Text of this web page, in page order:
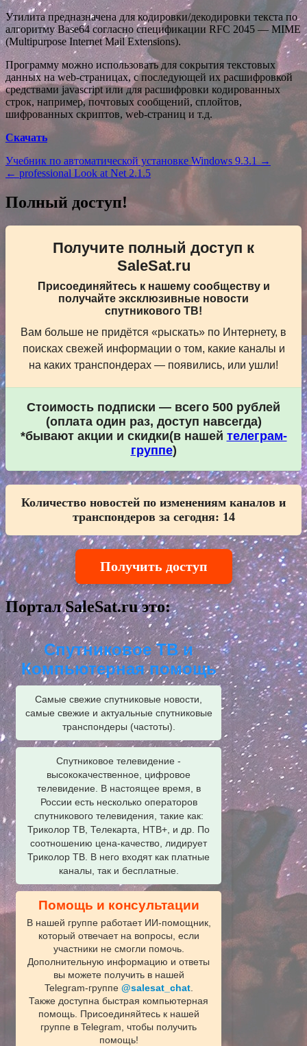
Утилита предназначена для кодировки/декодировки текста по
алгоритму Base64 согласно спецификации RFC 2045 — MIME
(Multipurpose Internet Mail Extensions).
Программу можно использовать для сокрытия текстовых
данных на web-страницах, с последующей их расшифровкой
средствами javascript или для расшифровки кодированных
строк, например, почтовых сообщений, сплойтов,
шифрованных скриптов, web-страниц и т.д.
Скачать
Навигация
по
записям
Учебник по автоматической установке Windows 9.3.1 →
← professional Look at Net 2.1.5
Полный доступ!
Получите полный доступ к
SaleSat.ru
Присоединяйтесь к нашему сообществу и
получайте эксклюзивные новости
спутникового ТВ!
Вам больше не придётся «рыскать» по Интернету, в
поисках свежей информации о том, какие каналы и
на каких транспондерах — появились, или ушли!
Стоимость подписки — всего 500 рублей
(оплата один раз, доступ навсегда)
*бывают акции и скидки(в нашей телеграм-
группе)
Количество новостей по изменениям каналов и
транспондеров за сегодня: 14
Получить доступ
Портал SaleSat.ru это:
Спутниковое ТВ и
Компьютерная помощь
Самые свежие спутниковые новости,
самые свежие и актуальные спутниковые
транспондеры (частоты).
Спутниковое телевидение -
высококачественное, цифровое
телевидение. В настоящее время, в
России есть несколько операторов
спутникового телевидения, такие как:
Триколор ТВ, Телекарта, НТВ+, и др. По
соотношению цена-качество, лидирует
Триколор ТВ. В него входят как платные
каналы, так и бесплатные.
Помощь и консультации
В нашей группе работает ИИ‑помощник,
который отвечает на вопросы, если
участники не смогли помочь.
Дополнительную информацию и ответы
вы можете получить в нашей
Telegram‑группе @salesat_chat.
Также доступна быстрая компьютерная
помощь. Присоединяйтесь к нашей
группе в Telegram, чтобы получить
помощь!